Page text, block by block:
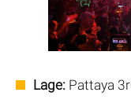
Lage:Pattaya